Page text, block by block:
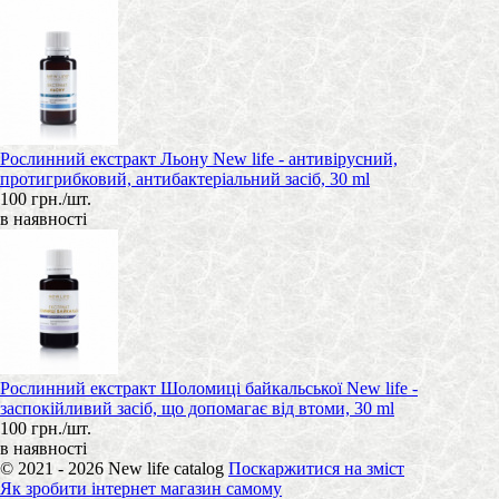
Рослинний екстракт Льону New life - антивірусний,
протигрибковий, антибактеріальний засіб, 30 ml
100 грн./шт.
в наявності
Рослинний екстракт Шоломиці байкальської New life -
заспокійливий засіб, що допомагає від втоми, 30 ml
100 грн./шт.
в наявності
© 2021 - 2026 New life catalog Поскаржитися на зміст
Як зробити інтернет магазин самому